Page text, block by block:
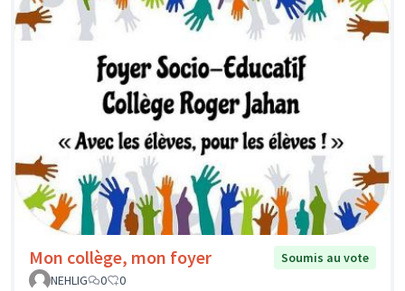
Mon collège, mon foyer
Soumis au vote
NEHLIG
0 0